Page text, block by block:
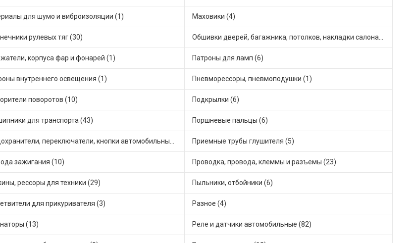
для шумо и виброизоляции (1) Маховики (4)
рулевых тяг (30)
корпуса фар и фонарей (1) Патроны для ламп (6)
внутреннего освещения (1) Пневморессоры, пневмоподушки (1)
поворотов (10) Подкрылки (6)
для транспорта (43) Поршневые пальцы (6)
Приемные трубы глушителя (5)
зажигания (10) Проводка, провода, клеммы и разъемы (23)
рессоры для техники (29) Пыльники, отбойники (6)
для прикуривателя (3) Разное (4)
(13) Реле и датчики автомобильные (82)